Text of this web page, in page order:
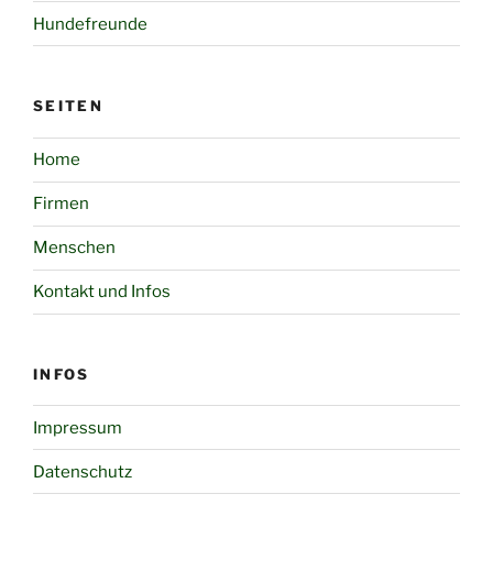
Hundefreunde
SEITEN
Home
Firmen
Menschen
Kontakt und Infos
INFOS
Impressum
Datenschutz